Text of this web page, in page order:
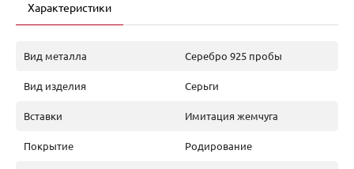
Характеристики
Вид металла Серебро 925 пробы
Вид изделия Серьги
Вставки Имитация жемчуга
Покрытие Родирование